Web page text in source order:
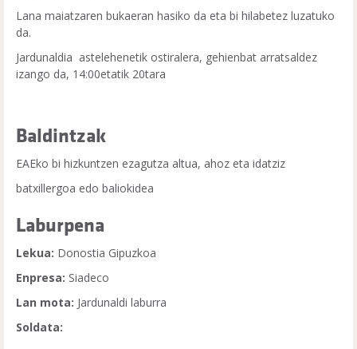
Lana maiatzaren bukaeran hasiko da eta bi hilabetez luzatuko
da.
Jardunaldia astelehenetik ostiralera, gehienbat arratsaldez
izango da, 14:00etatik 20tara
Baldintzak
EAEko bi hizkuntzen ezagutza altua, ahoz eta idatziz
batxillergoa edo baliokidea
Laburpena
Lekua: Donostia Gipuzkoa
Enpresa: Siadeco
Lan mota: Jardunaldi laburra
Soldata: